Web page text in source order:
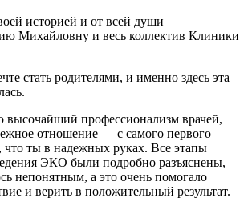
историей и от всей души
Михайловну и весь коллектив Клиники
стать родителями, и именно здесь эта
высочайший профессионализм врачей,
отношение — с самого первого
что ты в надежных руках. Все этапы
ЭКО были подробно разъяснены,
непонятным, а это очень помогало
и верить в положительный результат.